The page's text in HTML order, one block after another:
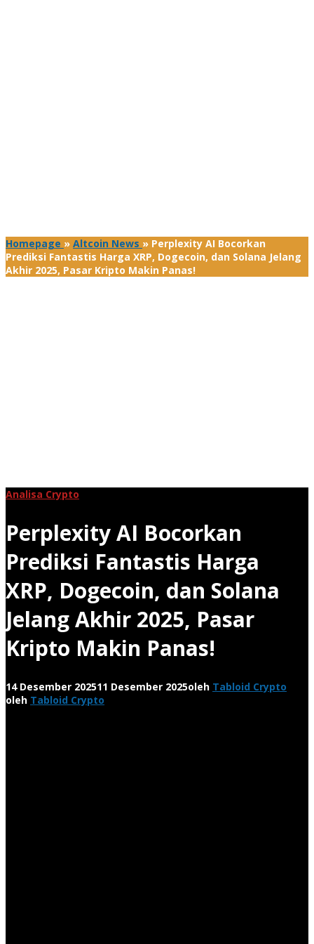
Homepage » Altcoin News » Perplexity AI Bocorkan
Prediksi Fantastis Harga XRP, Dogecoin, dan Solana Jelang
Akhir 2025, Pasar Kripto Makin Panas!
Analisa Crypto
Perplexity AI Bocorkan
Prediksi Fantastis Harga
XRP, Dogecoin, dan Solana
Jelang Akhir 2025, Pasar
Kripto Makin Panas!
14 Desember 202511 Desember 2025oleh Tabloid Crypto
oleh Tabloid Crypto